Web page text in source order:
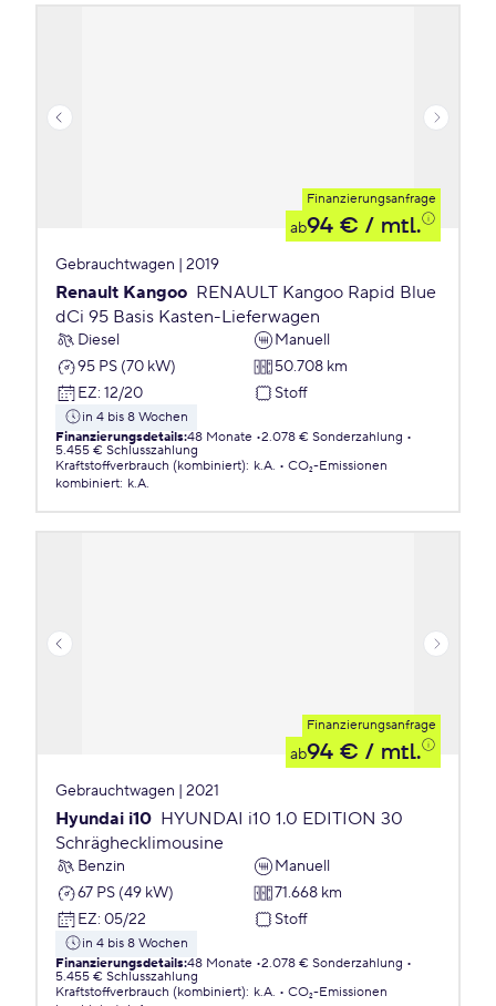
Finanzierungsanfrage
ab94 € / mtl.
Gebrauchtwagen | 2019
Renault Kangoo RENAULT Kangoo Rapid Blue
dCi 95 Basis Kasten-Lieferwagen
Diesel
Manuell
95 PS (70 kW)
50.708 km
EZ: 12/20 Stoff
in 4 bis 8 Wochen
Finanzierungsdetails:48 Monate 2.078 € Sonderzahlung
5.455 € Schlusszahlung
Kraftstoffverbrauch (kombiniert): k.A.
CO₂-Emissionen
kombiniert: k.A.
Finanzierungsanfrage
ab94 € / mtl.
Gebrauchtwagen | 2021
Hyundai i10 HYUNDAI i10 1.0 EDITION 30
Schräghecklimousine
Benzin
Manuell
67 PS (49 kW)
71.668 km
EZ: 05/22 Stoff
in 4 bis 8 Wochen
Finanzierungsdetails:48 Monate 2.078 € Sonderzahlung
5.455 € Schlusszahlung
Kraftstoffverbrauch (kombiniert): k.A.
CO₂-Emissionen